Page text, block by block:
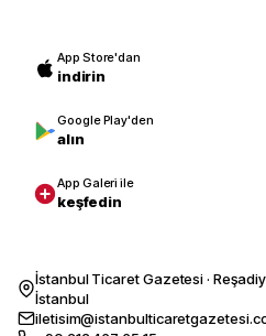
App Store'dan
indirin
Google Play'den
alın
App Galeri ile
keşfedin
İstanbul Ticaret Gazetesi ·
İstanbul